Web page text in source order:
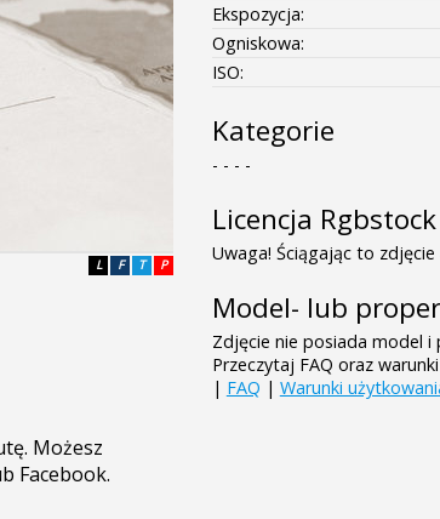
P
T
F
L
Ekspozycja:
Ogniskowa:
ISO:
Kategorie
- - - -
Licencja Rgbstock
Uwaga! Ściągając to
Model- lub
Zdjęcie nie posiada model i
Przeczytaj FAQ oraz
| FAQ | Warunki